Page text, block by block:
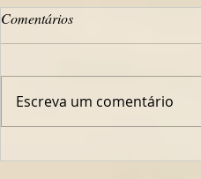
Comentários
Escreva um comentário